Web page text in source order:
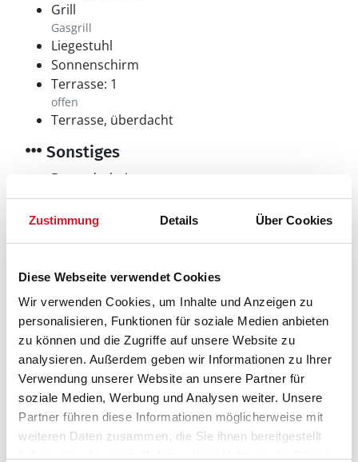
Zustimmung Details Über Cookies
Diese Webseite verwendet Cookies
Wir verwenden Cookies, um Inhalte und Anzeigen zu
personalisieren, Funktionen für soziale Medien anbieten
zu können und die Zugriffe auf unsere Website zu
analysieren. Außerdem geben wir Informationen zu Ihrer
Verwendung unserer Website an unsere Partner für
soziale Medien, Werbung und Analysen weiter. Unsere
Partner führen diese Informationen möglicherweise mit
weiteren Daten zusammen, die Sie ihnen bereitgestellt
Grill
Gasgrill
Liegestuhl
Sonnenschirm
Terrasse: 1
offen
Terrasse, überdacht
Sonstiges
Besonderheiten
iPod Dock
Fußbodenheizung
Schlafzimmer
Hauswechseltag
Freitag
Ladestation für Elektroautos
Wärmepumpe
Luft-Wasser
Neben- und Verbrauchskosten
Die aktuellen Verbrauchskosten finden Sie im